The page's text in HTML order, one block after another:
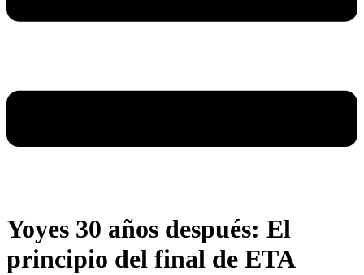
Yoyes 30 años después: El
principio del final de ETA